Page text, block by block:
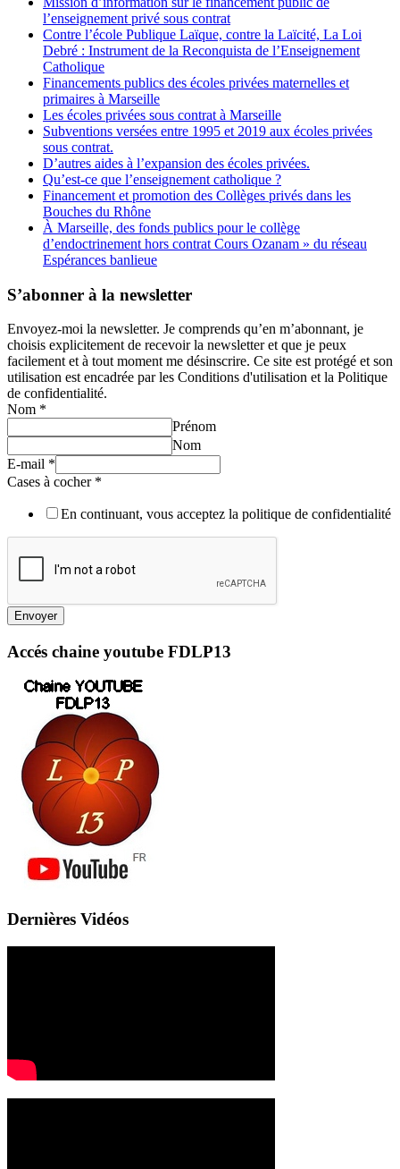
l’enseignement privé sous contrat
Contre l’école Publique Laïque, contre la Laïcité, La Loi
Debré : Instrument de la Reconquista de l’Enseignement
Catholique
Financements publics des écoles privées maternelles et
primaires à Marseille
Les écoles privées sous contrat à Marseille
Subventions versées entre 1995 et 2019 aux écoles privées
sous contrat.
D’autres aides à l’expansion des écoles privées.
Qu’est-ce que l’enseignement catholique ?
Financement et promotion des Collèges privés dans les
Bouches du Rhône
À Marseille, des fonds publics pour le collège
d’endoctrinement hors contrat Cours Ozanam » du réseau
Espérances banlieue
S’abonner à la newsletter
Envoyez-moi la newsletter. Je comprends qu’en m’abonnant, je
choisis explicitement de recevoir la newsletter et que je peux
facilement et à tout moment me désinscrire. Ce site est protégé et son
utilisation est encadrée par les Conditions d'utilisation et la Politique
de confidentialité.
Nom *
Prénom
Nom
E-mail *
Cases à cocher *
En continuant, vous acceptez la politique de confidentialité
Envoyer
Accés chaine youtube FDLP13
Dernières Vidéos